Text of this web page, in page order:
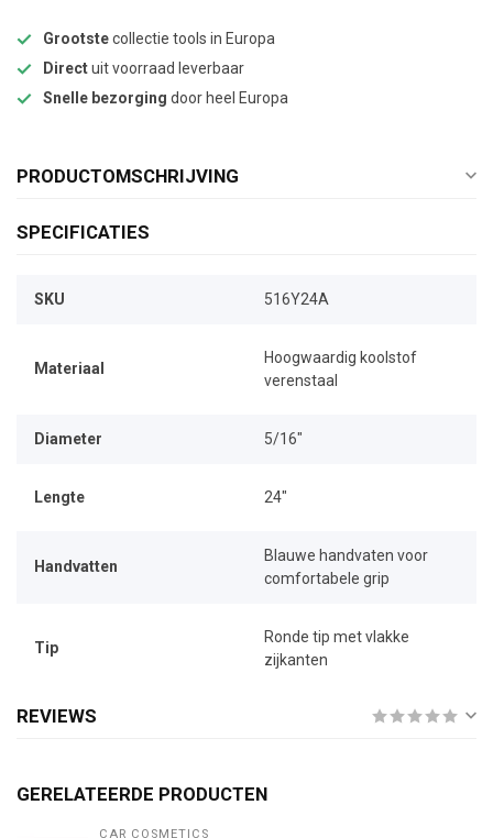
Grootstecollectie tools in Europa
Directuit voorraad leverbaar
Snelle bezorging door heel Europa
PRODUCTOMSCHRIJVING
SPECIFICATIES
SKU 516Y24A
Materiaal
Hoogwaardig koolstof
verenstaal
Diameter 5/16"
Lengte 24"
Handvatten
Blauwe handvaten voor
comfortabele grip
Tip
Ronde tip met vlakke
zijkanten
REVIEWS
GERELATEERDE PRODUCTEN
CAR COSMETICS